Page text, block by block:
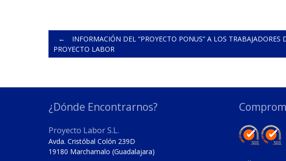
Post
←
INFORMACIÓN DEL “PROYECTO PONUS” A LOS TRABAJADORES
PROYECTO LABOR
¿Dónde Encontrarnos?
Proyecto Labor S.L.
Avda. Cristóbal Colón 239D
19180 Marchamalo (Guadalajara)